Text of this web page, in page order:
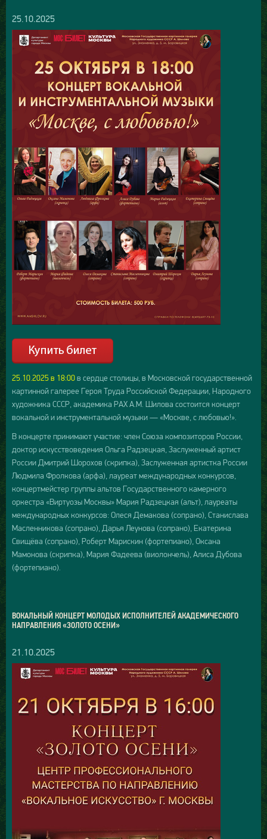
25.10.2025
25.10.2025 в 18:00в сердце столицы, в Московской государственной
картинной галерее Героя Труда Российской Федерации, Народного
художника СССР, академика РАХ А.М. Шилова состоится концерт
вокальной и инструментальной музыки — «Москве, с любовью!».
В концерте принимают участие: член Союза композиторов России,
доктор искусствоведения Ольга Радзецкая, Заслуженный артист
России Дмитрий Шорохов (скрипка), Заслуженная артистка России
Людмила Фролкова (арфа), лауреат международных конкурсов,
концертмейстер группы альтов Государственного камерного
оркестра «Виртуозы Москвы» Мария Радзецкая (альт), лауреаты
международных конкурсов: Олеся Демакова (сопрано), Станислава
Масленникова (сопрано), Дарья Леунова (сопрано), Екатерина
Свищёва (сопрано), Роберт Марискин (фортепиано), Оксана
Мамонова (скрипка), Мария Фадеева (виолончель), Алиса Дубова
(фортепиано).
ВОКАЛЬНЫЙ КОНЦЕРТ МОЛОДЫХ ИСПОЛНИТЕЛЕЙ АКАДЕМИЧЕСКОГО
НАПРАВЛЕНИЯ «ЗОЛОТО ОСЕНИ»
21.10.2025